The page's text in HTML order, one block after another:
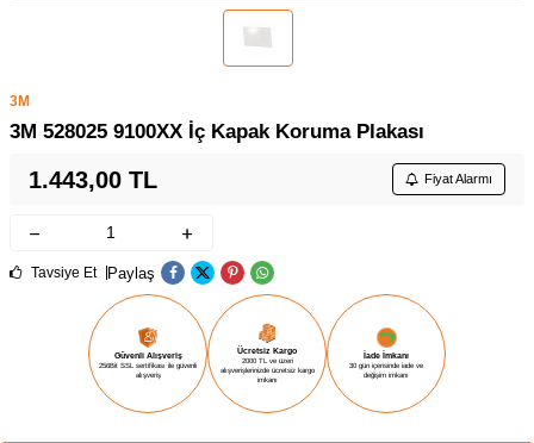
3M
3M 528025 9100XX İç Kapak Koruma Plakası
1.443,00 TL Fiyat Alarmı
Tavsiye Et Paylaş
Güvenli Alışveriş
256Bit SSL sertifikası ile güvenli
alışveriş
Ücretsiz Kargo
2000 TL ve üzeri
alışverişlerinizde ücretsiz kargo
imkanı
İade İmkanı
30 gün içerisinde iade ve
değişim imkanı